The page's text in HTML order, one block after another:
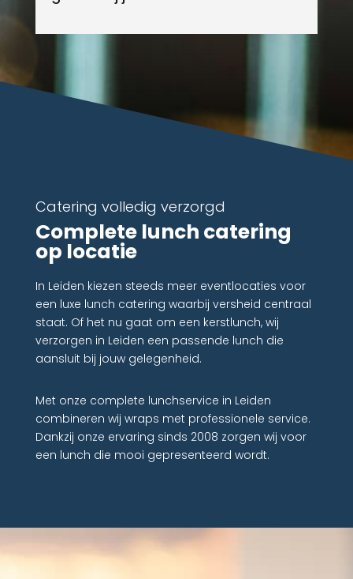
Catering volledig verzorgd
Complete lunch catering
op locatie
In Leiden kiezen steeds meer eventlocaties voor
een luxe lunch catering waarbij versheid centraal
staat. Of het nu gaat om een kerstlunch, wij
verzorgen in Leiden een passende lunch die
aansluit bij jouw gelegenheid.
Met onze complete lunchservice in Leiden
combineren wij wraps met professionele service.
Dankzij onze ervaring sinds 2008 zorgen wij voor
een lunch die mooi gepresenteerd wordt.